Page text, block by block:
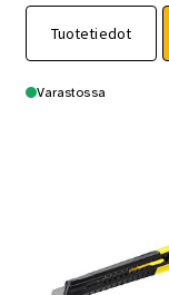
Tuotetiedot
Varastossa